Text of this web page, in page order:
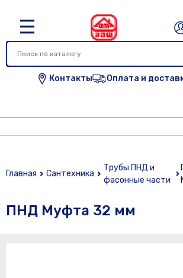
Контакты Оплата и
Главная Сантехника
Трубы ПНД и
фасонные части
ПНД Муфта 32 мм